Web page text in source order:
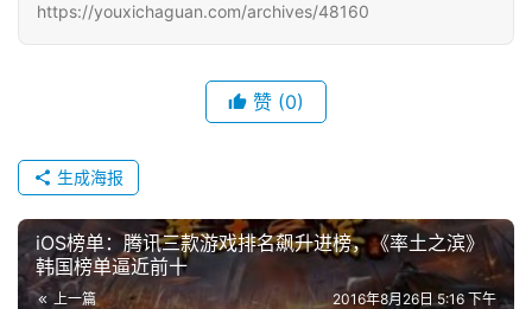
https://youxichaguan.com/archives/48160
赞 (0)
生成海报
iOS榜单：腾讯三款游戏排名飙升进榜，《率土之滨》
韩国榜单逼近前十
上一篇 2016年8月26日 5:16 下午